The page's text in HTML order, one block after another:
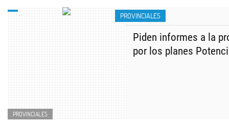
PROVINCIALES
PROVINCIALES
Piden informes a la
por los planes